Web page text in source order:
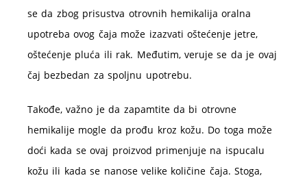
se da zbog prisustva otrovnih hemikalija oralna
upotreba ovog čaja može izazvati oštećenje jetre,
oštećenje pluća ili rak. Međutim, veruje se da je ovaj
čaj bezbedan za spoljnu upotrebu.
Takođe, važno je da zapamtite da bi otrovne
hemikalije mogle da prođu kroz kožu. Do toga može
doći kada se ovaj proizvod primenjuje na ispucalu
kožu ili kada se nanose velike količine čaja. Stoga,